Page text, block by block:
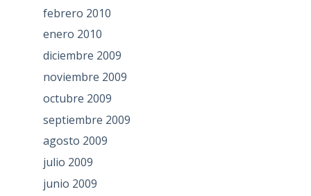
febrero 2010
enero 2010
diciembre 2009
noviembre 2009
octubre 2009
septiembre 2009
agosto 2009
julio 2009
junio 2009